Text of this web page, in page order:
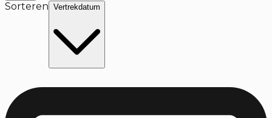
Sorteren Vertrekdatum